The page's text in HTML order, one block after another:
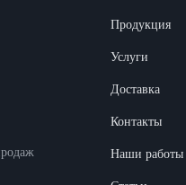
Продукция
Услуги
Доставка
Контакты
Наши работы